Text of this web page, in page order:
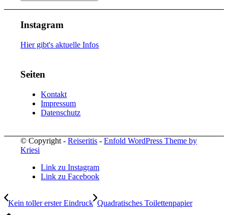
Instagram
Hier gibt's aktuelle Infos
Seiten
Kontakt
Impressum
Datenschutz
© Copyright -Reiseritis -Enfold WordPress Theme by
Kriesi
Link zu Instagram
Link zu Facebook
Kein toller erster Eindruck Quadratisches Toilettenpapier